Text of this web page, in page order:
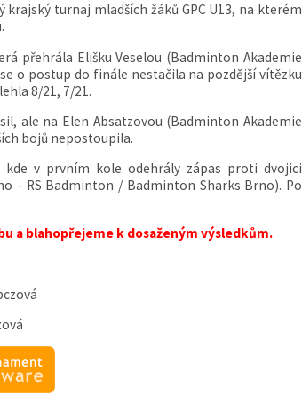
turnaj mladších žáků GPC U13, na kterém
přehrála Elišku Veselou (Badminton Akademie
o postup do finále nestačila na pozdější vítězku
8/21, 7/21.
ale na Elen Absatzovou (Badminton Akademie
bojů nepostoupila.
kde v prvním kole odehrály zápas proti dvojici
- RS Badminton / Badminton Sharks Brno). Po
a blahopřejeme k dosaženým výsledkům.